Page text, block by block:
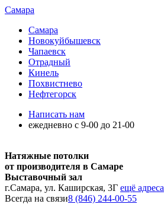
Самара
Самара
Новокуйбышевск
Чапаевск
Отрадный
Кинель
Похвистнево
Нефтегорск
Написать нам
ежедневно с 9-00 до 21-00
Натяжные потолки
от производителя в Самаре
Выставочный зал
г.Самара, ул. Каширская, 3Г ещё адреса
Всегда на связи8 (846) 244-00-55